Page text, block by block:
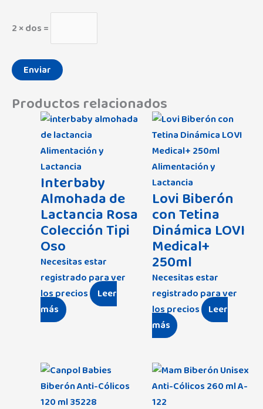
2 × dos =
Productos relacionados
Alimentación y
Lactancia
Interbaby
Almohada de
Lactancia Rosa
Colección Tipi
Oso
Necesitas estar
registrado para ver
los precios
Leer
más
Alimentación y
Lactancia
Lovi Biberón
con Tetina
Dinámica LOVI
Medical+
250ml
Necesitas estar
registrado para ver
los precios
Leer
más